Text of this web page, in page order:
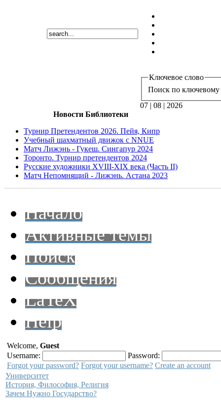
Ключевое слово
Поиск по ключевому
07 | 08 | 2026
Новости Библиотеки
Турнир Претендентов 2026. Пейя, Кипр
Учебный шахматный движок с NNUE
Матч Лижэнь - Гукеш. Сингапур 2024
Торонто. Турнир претендентов 2024
Русские художники XVIII-XIX века (Часть II)
Матч Непомнящий - Лижэнь. Астана 2023
Начало
Активные темы
Поиск
Сообщения
LaTeX
Help
Welcome, Guest
Username:
Password:
Forgot your password? Forgot your username? Create an account
Университет
История, Философия, Религия
Зачем Нужно Государство?